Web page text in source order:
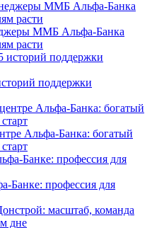
ММБ Альфа-Банка
расти
поддержки
Альфа-Банка: богатый
Банке: профессия для